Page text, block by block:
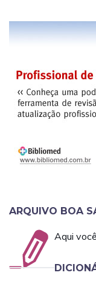
ARQUIVO BOA
Aqui